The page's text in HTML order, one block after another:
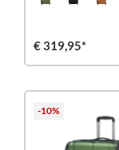
€ 319,95*
-10%